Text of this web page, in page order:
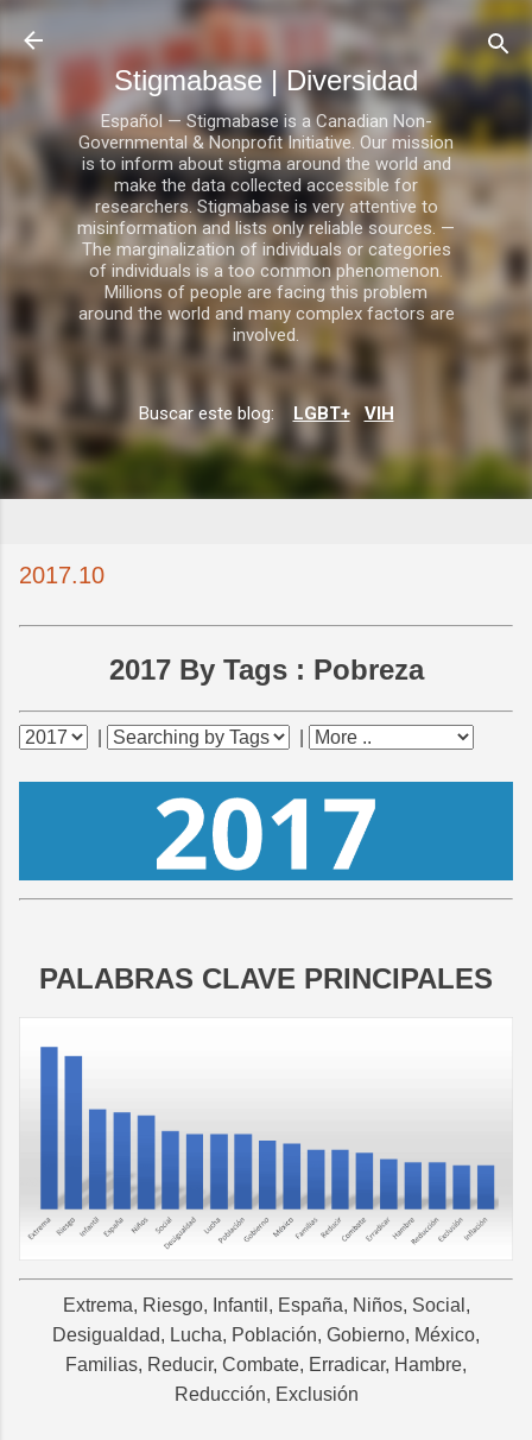
Ir al contenido principal
Stigmabase | Diversidad
Español — Stigmabase is a Canadian Non-
Governmental & Nonprofit Initiative. Our mission
is to inform about stigma around the world and
make the data collected accessible for
researchers. Stigmabase is very attentive to
misinformation and lists only reliable sources. —
The marginalization of individuals or categories
of individuals is a too common phenomenon.
Millions of people are facing this problem
around the world and many complex factors are
involved.
Buscar este blog: LGBT+ VIH
2017.10
2017 By Tags : Pobreza
PALABRAS CLAVE PRINCIPALES
Extrema, Riesgo, Infantil, España, Niños, Social,
Desigualdad, Lucha, Población, Gobierno, México,
Familias, Reducir, Combate, Erradicar, Hambre,
Reducción, Exclusión